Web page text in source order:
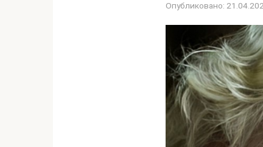
Опубликовано: